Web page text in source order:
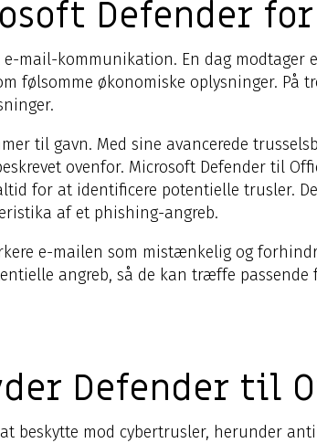
Defender
mail-kommunikation. En dag
følsomme økonomiske oplysninger. På
til gavn. Med sine avancerede
ovenfor. Microsoft Defender til
for at identificere potentielle trusler.
af et phishing-angreb.
e-mailen som mistænkelig og
angreb, så de kan træffe
Defender til
beskytte mod cybertrusler, herunder